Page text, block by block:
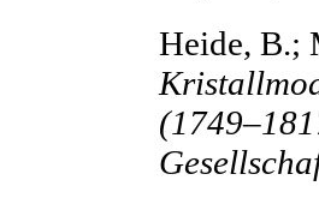
Heide, B.;